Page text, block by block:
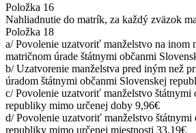
Položka 16
Nahliadnutie do matrík, za každý zväzok
Položka 18
a/ Povolenie uzatvoriť manželstvo na inom
matričnom úrade štátnymi občanmi
b/ Uzatvorenie manželstva pred iným než
úradom štátnymi občanmi Slovenskej
c/ Povolenie uzatvoriť manželstvo štátnymi
republiky mimo určenej doby 9,96€
d/ Povolenie uzatvoriť manželstvo štátnymi
republiky mimo určenej miestnosti 33,19€